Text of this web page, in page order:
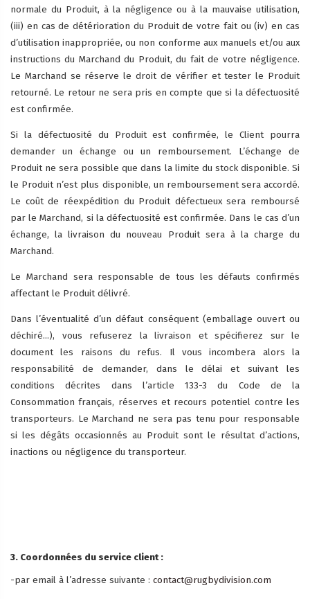
normale du Produit, à la négligence ou à la mauvaise utilisation,
(iii) en cas de détérioration du Produit de votre fait ou (iv) en cas
d’utilisation inappropriée, ou non conforme aux manuels et/ou aux
instructions du Marchand du Produit, du fait de votre négligence.
Le Marchand se réserve le droit de vérifier et tester le Produit
retourné. Le retour ne sera pris en compte que si la défectuosité
est confirmée.
Si la défectuosité du Produit est confirmée, le Client pourra
demander un échange ou un remboursement. L’échange de
Produit ne sera possible que dans la limite du stock disponible. Si
le Produit n’est plus disponible, un remboursement sera accordé.
Le coût de réexpédition du Produit défectueux sera remboursé
par le Marchand, si la défectuosité est confirmée. Dans le cas d’un
échange, la livraison du nouveau Produit sera à la charge du
Marchand.
Le Marchand sera responsable de tous les défauts confirmés
affectant le Produit délivré.
Dans l’éventualité d’un défaut conséquent (emballage ouvert ou
déchiré...), vous refuserez la livraison et spécifierez sur le
document les raisons du refus. Il vous incombera alors la
responsabilité de demander, dans le délai et suivant les
conditions décrites dans l’article 133-3 du Code de la
Consommation français, réserves et recours potentiel contre les
transporteurs. Le Marchand ne sera pas tenu pour responsable
si les dégâts occasionnés au Produit sont le résultat d’actions,
inactions ou négligence du transporteur.
3. Coordonnées du service client :
-par email à l’adresse suivante : contact@rugbydivision.com